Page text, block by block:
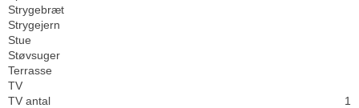
Strygebræt
Strygejern
Stue
Støvsuger
Terrasse
TV
TV antal
1